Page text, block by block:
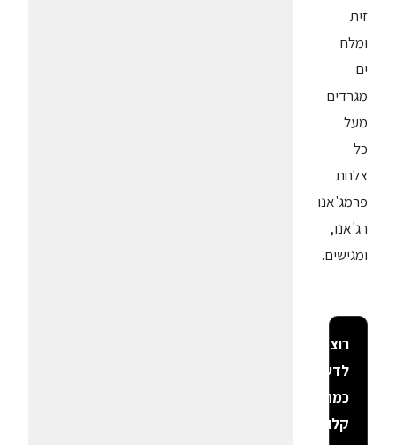
זית
ומלח
ים.
מגרדים
מעל
כל
צלחת
פרמג'אנו
רג'אנו,
ומגישים.
רוצה
לדעת
כמה
קלוריות